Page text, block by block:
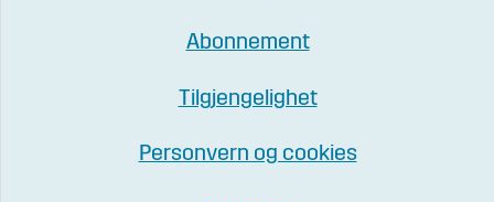
Abonnement
Tilgjengelighet
Personvern og cookies